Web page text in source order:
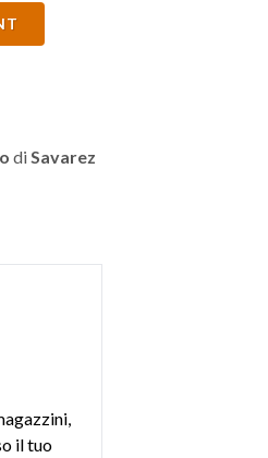
diSavarez
il tuo